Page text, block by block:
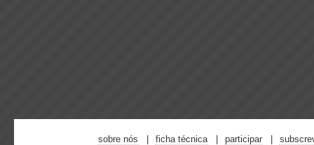
sobre nós ficha técnica participar